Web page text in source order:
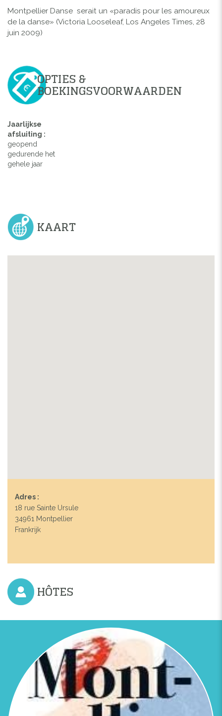
Montpellier Danse serait un «paradis pour les amoureux
de la danse» (Victoria Looseleaf, Los Angeles Times, 28
juin 2009)
OPTIES &
BOEKINGSVOORWAARDEN
Jaarlijkse
afsluiting :
geopend
gedurende het
gehele jaar
KAART
Adres :
18 rue Sainte Ursule
34961 Montpellier
Frankrijk
HÔTES